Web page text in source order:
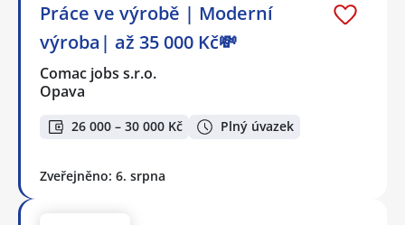
Práce ve výrobě | Moderní
výroba| až 35 000 Kč💸
Comac jobs s.r.o.
Opava
26 000 – 30 000 Kč Plný úvazek
Zveřejněno: 6. srpna